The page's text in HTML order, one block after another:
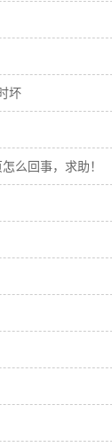
坏
么回事，求助！